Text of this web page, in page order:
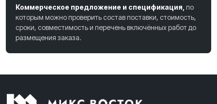
Коммерческое предложение и спецификация, по
которым можно проверить состав поставки, стоимость,
сроки, совместимость и перечень включённых работ до
размещения заказа.